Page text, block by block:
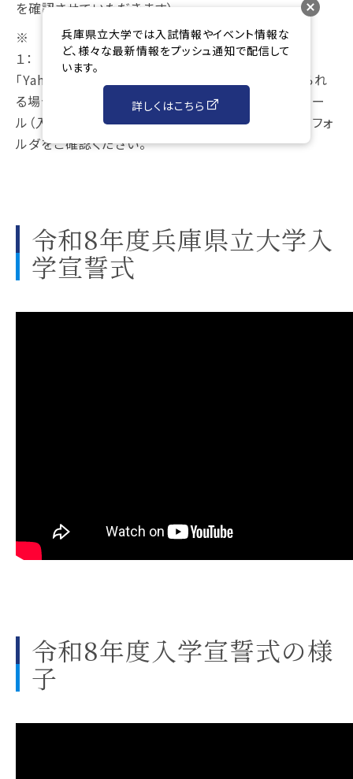
を確認させていただきます）。
※
「Yahoo！メール」は迷惑メールフォルダに振り分けられ
る場合がありますのでご注意ください。当日の案内メー
ル（入場整理券）未着の場合は、念のため迷惑メールフォ
ルダをご確認ください。
令和8年度兵庫県立大学入
学宣誓式
令和8年度入学宣誓式の様
子
兵庫県立大学では入試情報やイベント情報な
ど、様々な最新情報をプッシュ通知で配信して
います。
詳しくはこちら